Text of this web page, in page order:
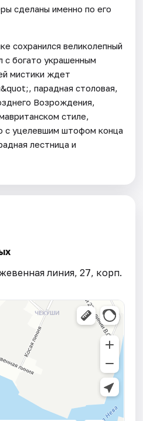
сделаны именно по его
сохранился великолепный
с богато украшенным
мистики ждет
парадная столовая,
Возрождения,
стиле,
с уцелевшим штофом конца
лестница и
линия, 27, корп.